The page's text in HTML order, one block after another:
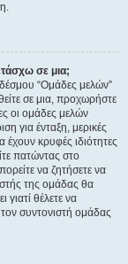
σε μια;
“Ομάδες μελών”
σε μια, προχωρήστε
οι ομάδες μελών
για ένταξη, μερικές
έχουν κρυφές ιδιότητες
πατώντας στο
να ζητήσετε να
της ομάδας θα
γιατί θέλετε να
συντονιστή ομάδας